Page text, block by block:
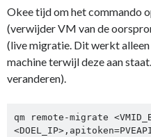
Okee tijd om het commando
(verwijder VM van de
(live migratie. Dit werkt
machine terwijl deze aan
veranderen).
qm remote-migrate